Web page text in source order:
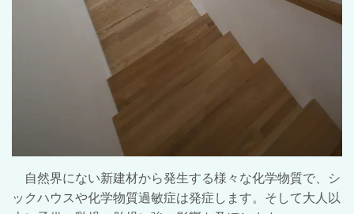
自然界にない新建材から発生する様々な化学物質で、シ
ックハウスや化学物質過敏症は発症します。そして大人以